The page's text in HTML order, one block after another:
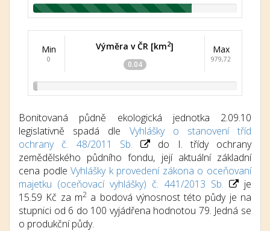
Min
0
Výměra v ČR [km2]
0.04
Max
979,72
Bonitovaná půdně ekologická jednotka 2.09.10
legislativně spadá dle Vyhlášky o stanovení tříd
ochrany č. 48/2011 Sb.
do I. třídy ochrany
zemědělského půdního fondu, její aktuální základní
cena podleVyhlášky k provedení zákona o oceňovaní
majetku (oceňovací vyhlášky) č. 441/2013 Sb.
je
15.59 Kč za m2a bodová výnosnost této půdy je na
stupnici od 6 do 100 vyjádřena hodnotou 79. Jedná se
o produkční půdy.